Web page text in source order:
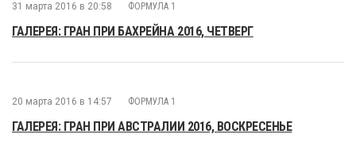
31 марта 2016 в 20:58 ФОРМУЛА 1
ГАЛЕРЕЯ: ГРАН ПРИ БАХРЕЙНА 2016, ЧЕТВЕРГ
20 марта 2016 в 14:57 ФОРМУЛА 1
ГАЛЕРЕЯ: ГРАН ПРИ АВСТРАЛИИ 2016, ВОСКРЕСЕНЬЕ